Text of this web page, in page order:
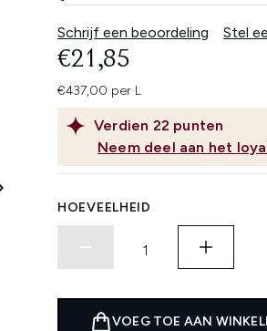
Schrijf een beoordeling Stel
Verdien 22 punten
Neem deel aan het
€21,85
€437,00 per L
HOEVEELHEID
VOEG TOE AAN